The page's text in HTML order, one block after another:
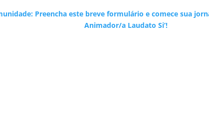
Preencha este breve formulário e comece sua
Animador/a Laudato Si’!